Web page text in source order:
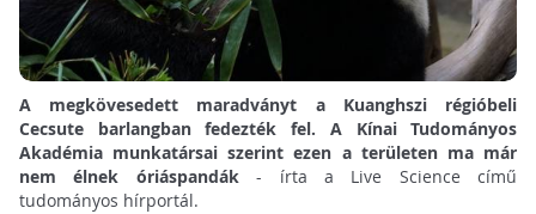
A megkövesedett maradványt a Kuanghszi régióbeli
Cecsute barlangban fedezték fel. A Kínai Tudományos
Akadémia munkatársai szerint ezen a területen ma már
nem élnek óriáspandák- írta a Live Science című
tudományos hírportál.